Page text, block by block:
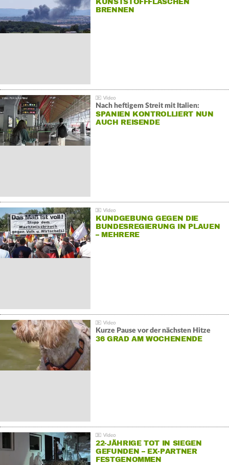
KUNSTSTOFFFLASCHEN
BRENNEN
Nach heftigem Streit mit Italien:
SPANIEN KONTROLLIERT NUN
AUCH REISENDE
KUNDGEBUNG GEGEN DIE
BUNDESREGIERUNG IN PLAUEN
– MEHRERE
Kurze Pause vor der nächsten Hitze
36 GRAD AM WOCHENENDE
22-JÄHRIGE TOT IN SIEGEN
GEFUNDEN – EX-PARTNER
FESTGENOMMEN